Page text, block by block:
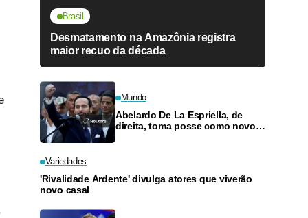
Brasil
Desmatamento na Amazônia registra
maior recuo da década
Mundo
Abelardo De La Espriella, de
direita, toma posse como novo
Variedades
'Rivalidade Ardente' divulga atores que viverão
novo casal